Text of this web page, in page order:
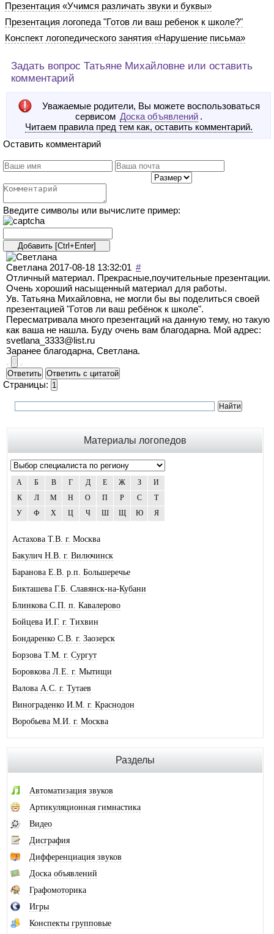
Презентация «Учимся различать звуки и буквы»
Презентация логопеда "Готов ли ваш ребенок к школе?"
Конспект логопедического занятия «Нарушение письма»
Задать вопрос Татьяне Михайловне или оставить
комментарий
Уважаемые родители, Вы можете воспользоваться
сервисом Доска объявлений .
Читаем правила пред тем как, оставить комментарий.
Оставить комментарий
Введите символы или вычислите пример:
Светлана 2017-08-18 13:32:01 #
Отличный материал. Прекрасные,поучительные презентации.
Очень хороший насыщенный материал для работы.
Ув. Татьяна Михайловна, не могли бы вы поделиться своей
презентацией "Готов ли ваш ребёнок к школе".
Пересматривала много презентаций на данную тему, но такую
как ваша не нашла. Буду очень вам благодарна. Мой адрес:
svetlana_3333@list.ru
Заранее благодарна, Светлана.
0
Ответить Ответить с цитатой
Страницы: 1
Материалы логопедов
А Б В Г Д Е Ж З
И
К
Л М Н О П Р С
Т
У
Ф Х Ц Ч Ш Щ Ю Я
Астахова Т.В. г. Москва
Бакулич Н.В. г. Вилючинск
Баранова Е.В. р.п. Большеречье
Бикташева Г.Б. Славянск-на-Кубани
Блинкова С.П. п. Кавалерово
Бойцева И.Г. г. Тихвин
Бондаренко С.В. г. Заозерск
Борзова Т.М. г. Сургут
Боровкова Л.Е. г. Мытищи
Валова А.С. г. Тутаев
Винограденко И.М. г. Краснодон
Воробьева М.И. г. Москва
Гандрабура Н.В. г. Кишинев
Гвоздева Е.А. г. Москва
Головина А.И. г. Минусинск
Горлова О.В. г. Шимановск
Горохова И.А. г. Москва
Горячева О.В. г. Тимашевск
Губайдуллина Н.Р. г. Тольятти
Десюкова Н.В. г. Томск
Дидковская И.В. г. Дегтярск
Дольникова А.А. г. Смоленск
Домась Н.П. г. Москва
Разделы
Автоматизация звуков
Артикуляционная гимнастика
Видео
Дисграфия
Дифференциация звуков
Доска объявлений
Графомоторика
Игры
Конспекты групповые